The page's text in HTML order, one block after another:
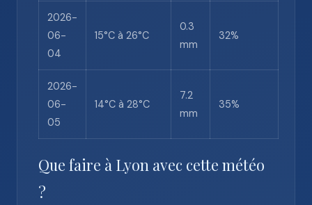
2026-
06-
04
15°C à 26°C
0.3
mm
32%
2026-
06-
05
14°C à 28°C
7.2
mm
35%
Que faire à Lyon avec cette météo
?